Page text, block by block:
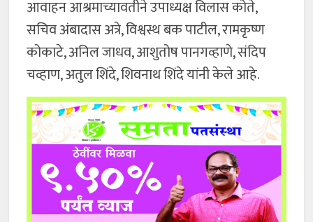
आवाहन आश्रमाच्यावतीने उपाध्यक्ष विलास कोते,
सचिव अंबादास अत्रे, विश्वस्थ बक पाटील, रामकृष्ण
कोकाटे, अनिल जाधव, आशुतोष पानगव्हाणे, संदिप
चव्हाण, अतुल शिंदे, शिवनाथ शिंदे यांनी केले आहे.